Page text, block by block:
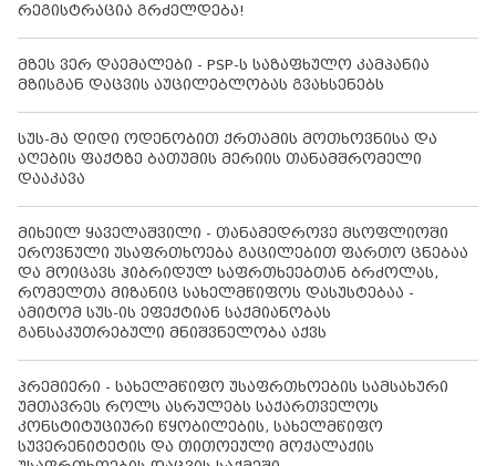
რეგისტრაცია გრძელდება!
მზეს ვერ დაემალები - PSP-ს საზაფხულო კამპანია
მზისგან დაცვის აუცილებლობას გვახსენებს
სუს-მა დიდი ოდენობით ქრთამის მოთხოვნისა და
აღების ფაქტზე ბათუმის მერიის თანამშრომელი
დააკავა
მიხეილ ყაველაშვილი - თანამედროვე მსოფლიოში
ეროვნული უსაფრთხოება გაცილებით ფართო ცნებაა
და მოიცავს ჰიბრიდულ საფრთხეებთან ბრძოლას,
რომელთა მიზანიც სახელმწიფოს დასუსტებაა -
ამიტომ სუს-ის ეფექტიან საქმიანობას
განსაკუთრებული მნიშვნელობა აქვს
პრემიერი - სახელმწიფო უსაფრთხოების სამსახური
უმთავრეს როლს ასრულებს საქართველოს
კონსტიტუციური წყობილების, სახელმწიფო
სუვერენიტეტის და თითოეული მოქალაქის